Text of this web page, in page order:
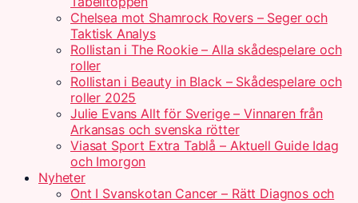
Chelsea mot Shamrock Rovers – Seger och
Taktisk Analys
Rollistan i The Rookie – Alla skådespelare och
roller
Rollistan i Beauty in Black – Skådespelare och
roller 2025
Julie Evans Allt för Sverige – Vinnaren från
Arkansas och svenska rötter
Viasat Sport Extra Tablå – Aktuell Guide Idag
och Imorgon
Nyheter
Ont I Svanskotan Cancer – Rätt Diagnos och